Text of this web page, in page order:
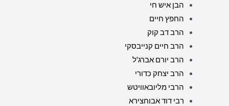
הבן איש חי
החפץ חיים
הרב דב קוק
הרב חיים קנייבסקי
הרב יורם אברג'ל
הרב יצחק כדורי
הרבי מליובאוויטש
רבי דוד אבוחצירא